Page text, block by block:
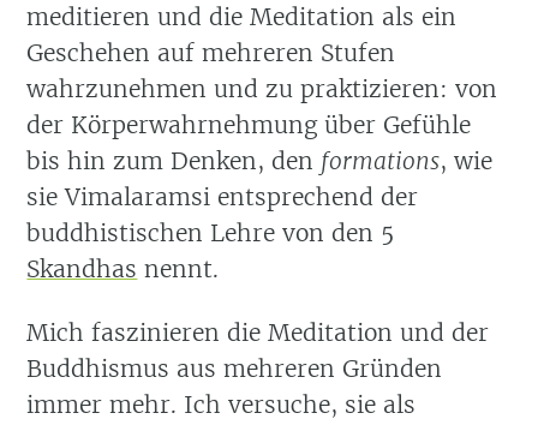
meditieren und die Meditation als ein
Geschehen auf mehreren Stufen
wahrzunehmen und zu praktizieren: von
der Körperwahrnehmung über Gefühle
bis hin zum Denken, den formations, wie
sie Vimalaramsi entsprechend der
buddhistischen Lehre von den 5
Skandhas nennt.
Mich faszinieren die Meditation und der
Buddhismus aus mehreren Gründen
immer mehr. Ich versuche, sie als